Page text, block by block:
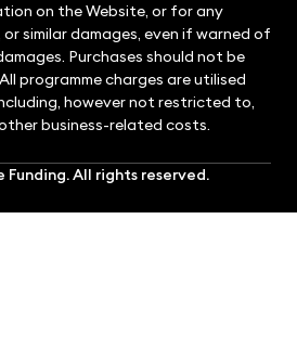
on the Website, or for any
similar damages, even if warned of
Purchases should not be
programme charges are utilised
however not restricted to,
business-related costs.
Funding. All rights reserved.